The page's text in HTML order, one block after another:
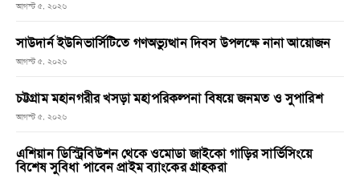
আগস্ট ৫, ২০২৬
সাউদার্ন ইউনিভার্সিটিতে গণঅভ্যুত্থান দিবস উপলক্ষে নানা আয়োজন
আগস্ট ৫, ২০২৬
চট্টগ্রাম মহানগরীর খসড়া মহাপরিকল্পনা বিষয়ে জনমত ও সুপারিশ
আগস্ট ৫, ২০২৬
এশিয়ান ডিস্ট্রিবিউশন থেকে ওমোডা জাইকো গাড়ির সার্ভিসিংয়ে
বিশেষ সুবিধা পাবেন প্রাইম ব্যাংকের গ্রাহকরা